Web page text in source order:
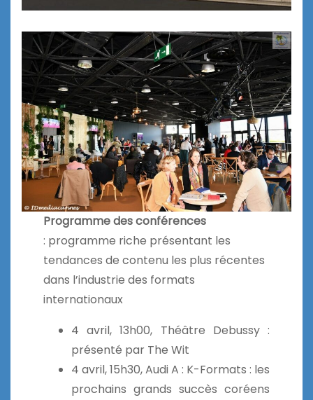
Programme des conférences
: programme riche présentant les
tendances de contenu les plus récentes
dans l’industrie des formats
internationaux
4 avril, 13h00, Théâtre Debussy :
présenté par The Wit
4 avril, 15h30, Audi A : K-Formats : les
prochains grands succès coréens